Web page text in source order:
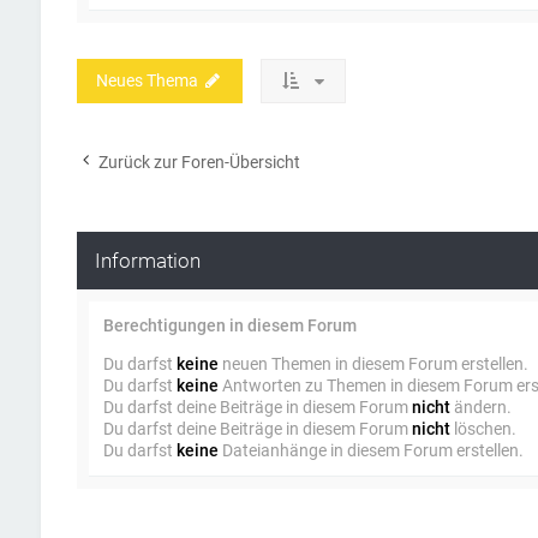
Neues Thema
Zurück zur Foren-Übersicht
Information
Berechtigungen in diesem Forum
Du darfst keine neuen Themen in diesem Forum erstellen.
Du darfst keine Antworten zu Themen in diesem Forum
Du darfst deine Beiträge in diesem Forumnichtändern.
Du darfst deine Beiträge in diesem Forumnichtlöschen.
Du darfst keine Dateianhänge in diesem Forum erstellen.